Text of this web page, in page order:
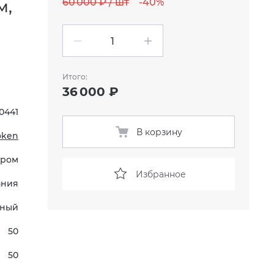
50
50
Итого:
36 000 ₽
В корзину
Избранное